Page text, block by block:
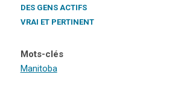
DES GENS ACTIFS
VRAI ET PERTINENT
Mots-clés
Manitoba